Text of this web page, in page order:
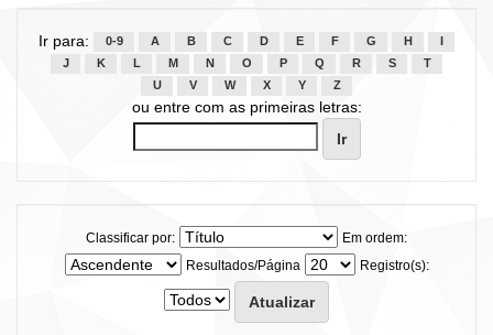
Ir para: 0-9 A B C D E F G H
J
K L M N O P Q R S
T
U
V W X Y Z
ou entre com as primeiras letras:
Classificar por:
Em ordem:
Resultados/Página
Registro(s):